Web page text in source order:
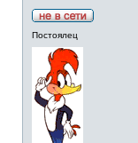
Постоялец